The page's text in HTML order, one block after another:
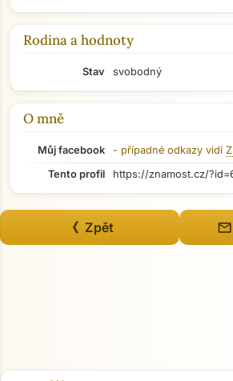
Rodina a hodnoty
Stav svobodný
O mně
Můj facebook - případné odkazy vidí
Tento profil
https://znamost.cz/
《 Zpět mail